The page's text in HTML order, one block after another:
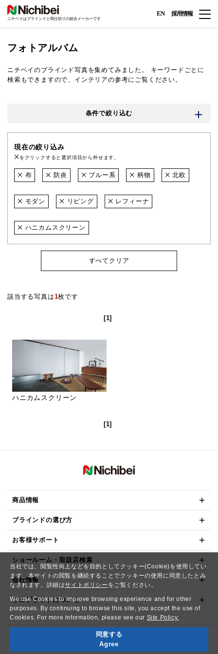
当社では、閲覧性向上などを目的としてクッキー(Cookie)を使用してい
ます。本サイトの閲覧を継続することでクッキーの使用に同意したとみ
なされます。詳細はサイトポリシー をご覧ください。
We use Cookies to improve browsing experience and for other
purposes. By continuing to browse this site, you accept the use of
Cookies. For more information, please see our Site Policy.
同意する
Agree
ニチベイはブラインドと間仕切りの総合メーカーです
EN 採用情報
フォトアルバム
ニチベイのブラインド写真を集めてみました。
キーワードごとに
検索もできますので、インテリアの参考にご覧ください。
条件で絞り込む
現在の絞り込み
をクリックすると選択項目から外せます。
布 防炎 ブルー系 柄物 北欧
モダン リビング レフィーナ
ハニカムスクリーン
すべてクリア
該当する写真は1枚です
[1]
ハニカムスクリーン
[1]
商品情報
ブラインドの選び方
お客様サポート
ショールーム・取扱店検索
会社情報
ウェブサイトについて
Copyright© NICHIBEI CO.,LTD. All Rights Reserved.